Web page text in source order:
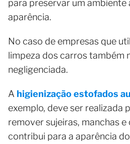
para preservar um ambiente
aparência.
No caso de empresas que
limpeza dos carros também
negligenciada.
A higienização estofados
exemplo, deve ser realizada
remover sujeiras, manchas e
contribui para a aparência